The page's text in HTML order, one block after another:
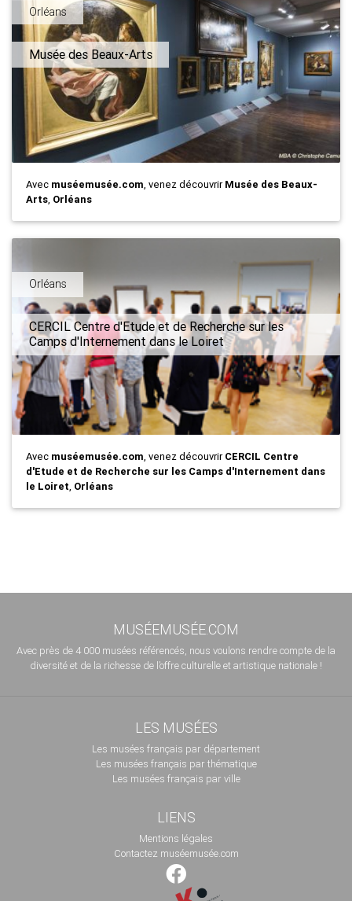
Orléans
Musée des Beaux-Arts
Avec muséemusée.com, venez découvrirMusée des Beaux-
Arts, Orléans
Orléans
CERCIL Centre d'Etude et de Recherche sur les
Camps d'Internement dans le Loiret
Avec muséemusée.com, venez découvrirCERCIL Centre
d'Etude et de Recherche sur les Camps d'Internement dans
le Loiret, Orléans
MUSÉEMUSÉE.COM
Avec près de 4 000 musées référencés, nous voulons rendre compte de la
diversité et de la richesse de l’offre culturelle et artistique nationale !
LES MUSÉES
Les musées français par département
Les musées français par thématique
Les musées français par ville
LIENS
Mentions légales
Contactez muséemusée.com